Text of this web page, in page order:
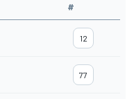
#
12
77